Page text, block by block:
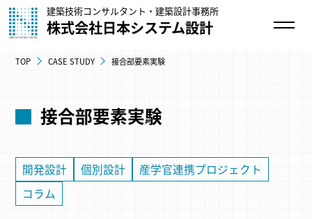
建築技術コンサルタント・建築設計事務所
株式会社日本システム設計
TOP CASE STUDY 接合部要素実験
接合部要素実験
開発設計 個別設計
産学官連携プロジェクト
コラム